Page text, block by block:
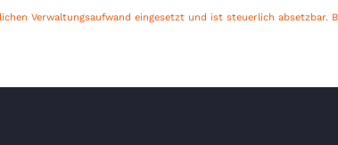
Verwaltungsaufwand eingesetzt und ist steuerlich absetzbar.